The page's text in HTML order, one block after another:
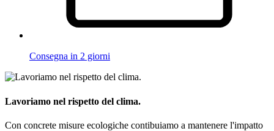
Consegna in 2 giorni
Lavoriamo nel rispetto del clima.
Con concrete misure ecologiche contibuiamo a mantenere l'impatto